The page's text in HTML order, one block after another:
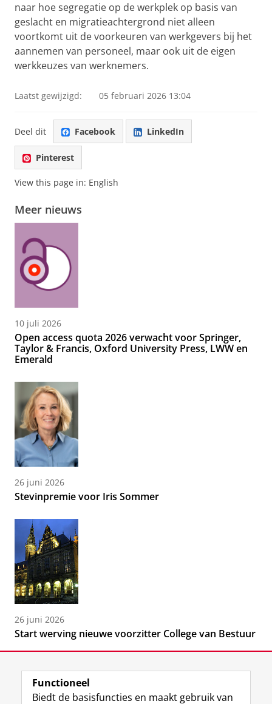
naar hoe segregatie op de werkplek op basis van
geslacht en migratieachtergrond niet alleen
voortkomt uit de voorkeuren van werkgevers bij het
aannemen van personeel, maar ook uit de eigen
werkkeuzes van werknemers.
Laatst gewijzigd: 05 februari 2026 13:04
Deel dit Facebook LinkedIn
Pinterest
View this page in: English
Meer nieuws
10 juli 2026
Open access quota 2026 verwacht voor Springer,
Taylor & Francis, Oxford University Press, LWW en
Emerald
26 juni 2026
Stevinpremie voor Iris Sommer
26 juni 2026
Start werving nieuwe voorzitter College van Bestuur
Functioneel
Biedt de basisfuncties en maakt gebruik van